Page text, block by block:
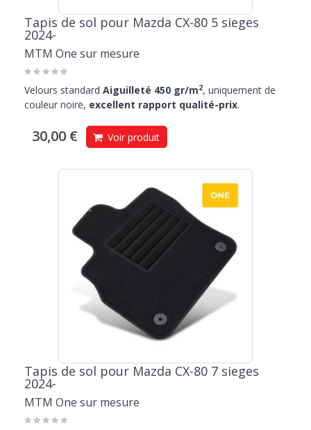
Tapis de sol pour Mazda CX-80 5 sieges
2024-
MTM One sur mesure
Velours standard Aiguilleté 450 gr/m2, uniquement de
couleur noire, excellent rapport qualité-prix.
30,00 € Voir produit
Tapis de sol pour Mazda CX-80 7 sieges
2024-
MTM One sur mesure